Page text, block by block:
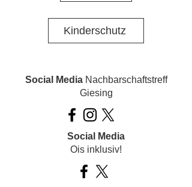
Kinderschutz
Social MediaNachbarschaftstreff
Giesing
Social Media
Ois inklusiv!